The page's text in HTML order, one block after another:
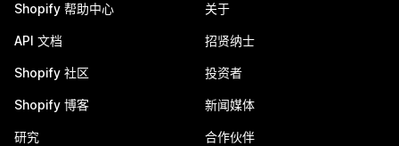
Shopify 帮助中心
API 文档
Shopify 社区
Shopify 博客
研究
关于
招贤纳士
投资者
新闻媒体
合作伙伴